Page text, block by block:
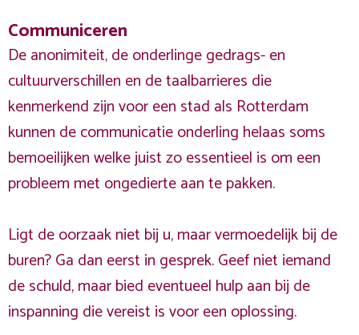
Communiceren
De anonimiteit, de onderlinge gedrags- en
cultuurverschillen en de taalbarrieres die
kenmerkend zijn voor een stad als Rotterdam
kunnen de communicatie onderling helaas soms
bemoeilijken welke juist zo essentieel is om een
probleem met ongedierte aan te pakken.
Ligt de oorzaak niet bij u, maar vermoedelijk bij de
buren? Ga dan eerst in gesprek. Geef niet iemand
de schuld, maar bied eventueel hulp aan bij de
inspanning die vereist is voor een oplossing.